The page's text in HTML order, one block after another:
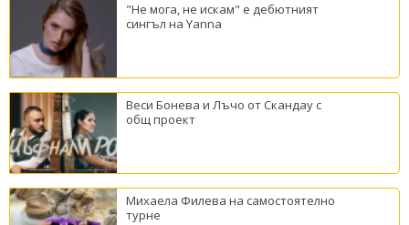
"Не мога, не искам" е дебютният
сингъл на Yanna
Веси Бонева и Лъчо от Скандау с
общ проект
Михаела Филева на самостоятелно
турне